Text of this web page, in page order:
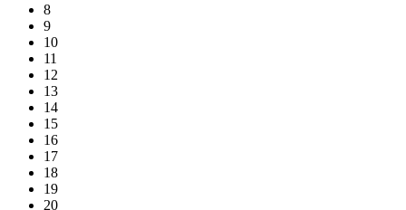
8
9
10
11
12
13
14
15
16
17
18
19
20